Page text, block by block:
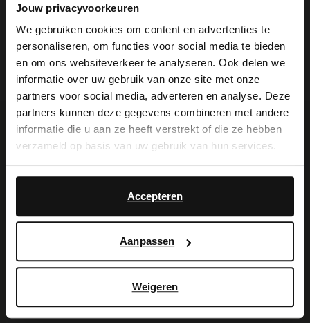
Jouw privacyvoorkeuren
We gebruiken cookies om content en advertenties te
personaliseren, om functies voor social media te bieden
en om ons websiteverkeer te analyseren. Ook delen we
informatie over uw gebruik van onze site met onze
partners voor social media, adverteren en analyse. Deze
partners kunnen deze gegevens combineren met andere
informatie die u aan ze heeft verstrekt of die ze hebben
verzameld op basis van uw gebruik van hun services.
Accepteren
Aanpassen
Weigeren
Ich suche es für Sie
-60%
Lieferung & Rücksendung ×
View this website in English?
It looks like your language isn't Dutch. Would
you like to switch to English?
English